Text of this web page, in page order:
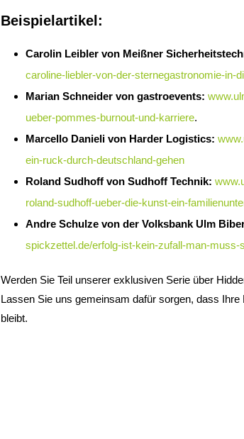
Beispielartikel:
Carolin Leibler von Meißner
caroline-liebler-von-der-sternegastronomie-in-
Marian Schneider von gastroevents:
ueber-pommes-burnout-und-karriere.
Marcello Danieli von Harder Logistics:
ein-ruck-durch-deutschland-gehen
Roland Sudhoff von Sudhoff Technik:
roland-sudhoff-ueber-die-kunst-ein-
Andre Schulze von der Volksbank Ulm
spickzettel.de/erfolg-ist-kein-zufall-man-muss-
Werden Sie Teil unserer exklusiven Serie über
Lassen Sie uns gemeinsam dafür sorgen, dass
bleibt.